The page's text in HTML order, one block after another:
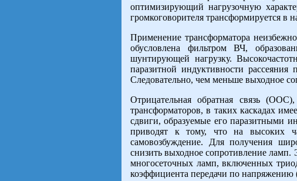
оптимизирующий нагрузочную
громкоговорителя трансформируется в
Применение трансформатора
обусловлена фильтром ВЧ,
шунтирующей нагрузку.
паразитной индуктивности
Следовательно, чем меньше выходное
Отрицательная обратная связь
трансформаторов, в таких каскадах
сдвиги, образуемые его паразитными
приводят к тому, что на высоких
самовозбуждение. Для получения
снизить выходное сопротивление
многосеточных ламп, включенных
коэффициента передачи по